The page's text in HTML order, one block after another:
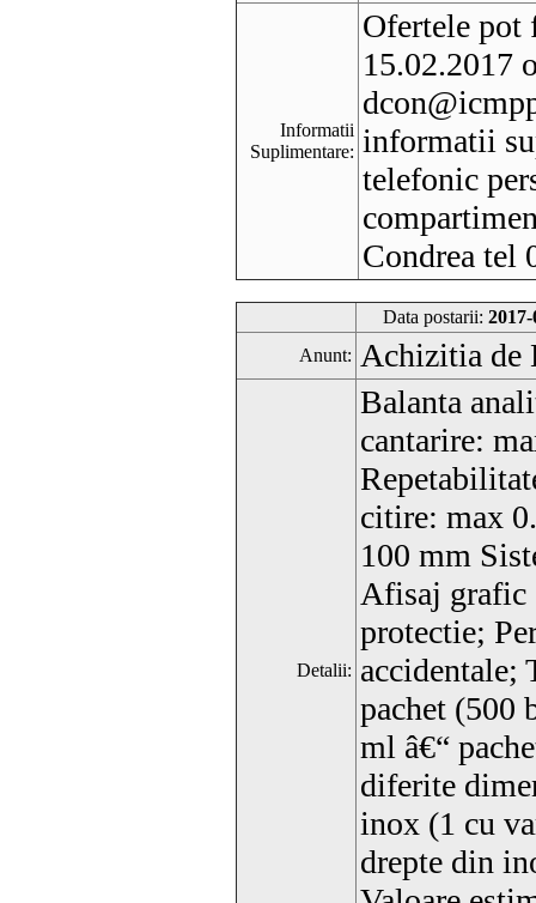
Informatii
Suplimentare:
Ofertele pot
15.02.2017
informatii
telefonic
Condrea tel
Data postarii:
Anunt: Achizitia de
Detalii:
Balanta
cantarire:
citire: max
100 mm
Afisaj grafic
protectie;
accidentale;
pachet (500
ml â€“
diferite
inox (1 cu
drepte din